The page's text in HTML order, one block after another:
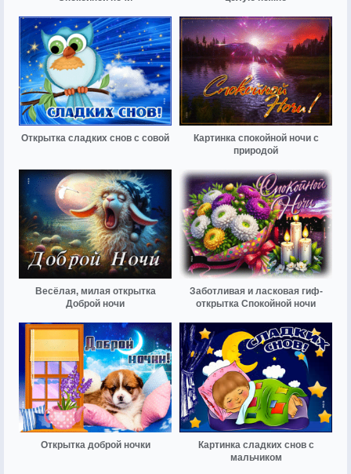
Открытка сладких снов с совой
Картинка спокойной ночи с
природой
Весёлая, милая открытка
Доброй ночи
Заботливая и ласковая гиф-
открытка Спокойной ночи
Открытка доброй ночки
Картинка сладких снов с
мальчиком